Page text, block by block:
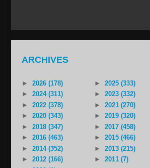
ARCHIVES
► 2026 (178) ►
2025 (333)
►
2024 (311) ►
2023 (332)
►
2022 (378) ►
2021 (270)
►
2020 (343) ►
2019 (320)
►
2018 (347) ►
2017 (458)
►
2016 (463) ►
2015 (466)
►
2014 (352) ►
2013 (215)
►
2012 (166) ►
2011 (7)